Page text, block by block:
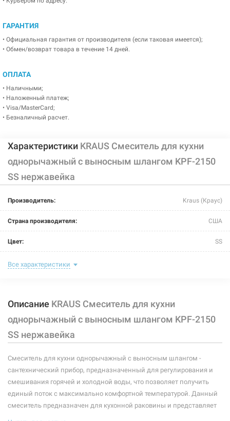
ГАРАНТИЯ
• Официальная гарантия от производителя (если таковая имеется);
• Обмен/возврат товара в течение 14 дней.
ОПЛАТА
• Наличными;
• Наложенный платеж;
• Visa/MasterCard;
• Безналичный расчет.
Характеристики KRAUS Смеситель для кухни
однорычажный с выносным шлангом KPF-2150
SS нержавейка
Производитель: Kraus (Краус)
Страна производителя: США
Цвет: SS
Назначение смесителя:
Тип конструкции: с выносным шлангом
Тип смесителя (крана): однорычажный
Материал корпуса смесителя (крана): латунь
Тип излива: высокий поворотный
Способ монтажа: вертикальный на раковину
Все характеристики
Описание KRAUS Смеситель для кухни
однорычажный с выносным шлангом KPF-2150
SS нержавейка
Смеситель для кухни однорычажный с выносным шлангом -
сантехнический прибор, предназначенный для регулирования и
смешивания горячей и холодной воды, что позволяет получить
единый поток с максимально комфортной температурой. Данный
смеситель предназначен для кухонной раковины и представляет